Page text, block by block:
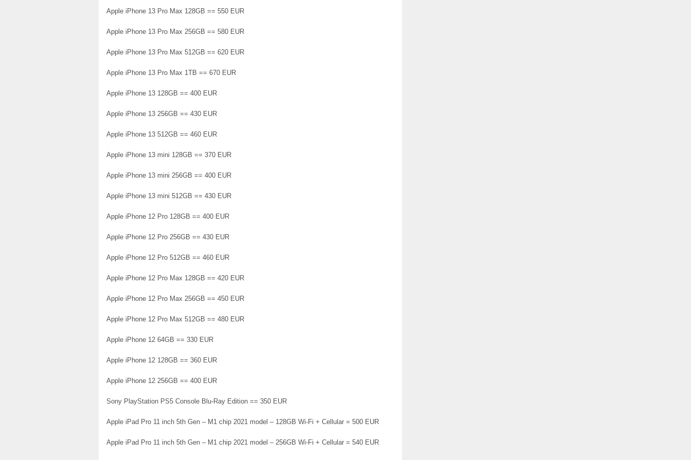
Apple iPhone 13 Pro Max 128GB == 550 EUR
Apple iPhone 13 Pro Max 256GB == 580 EUR
Apple iPhone 13 Pro Max 512GB == 620 EUR
Apple iPhone 13 Pro Max 1TB == 670 EUR
Apple iPhone 13 128GB == 400 EUR
Apple iPhone 13 256GB == 430 EUR
Apple iPhone 13 512GB == 460 EUR
Apple iPhone 13 mini 128GB == 370 EUR
Apple iPhone 13 mini 256GB == 400 EUR
Apple iPhone 13 mini 512GB == 430 EUR
Apple iPhone 12 Pro 128GB == 400 EUR
Apple iPhone 12 Pro 256GB == 430 EUR
Apple iPhone 12 Pro 512GB == 460 EUR
Apple iPhone 12 Pro Max 128GB == 420 EUR
Apple iPhone 12 Pro Max 256GB == 450 EUR
Apple iPhone 12 Pro Max 512GB == 480 EUR
Apple iPhone 12 64GB == 330 EUR
Apple iPhone 12 128GB == 360 EUR
Apple iPhone 12 256GB == 400 EUR
Sony PlayStation PS5 Console Blu-Ray Edition == 350 EUR
Apple iPad Pro 11 inch 5th Gen – M1 chip 2021 model – 128GB Wi-Fi + Cellular = 500 EUR
Apple iPad Pro 11 inch 5th Gen – M1 chip 2021 model – 256GB Wi-Fi + Cellular = 540 EUR